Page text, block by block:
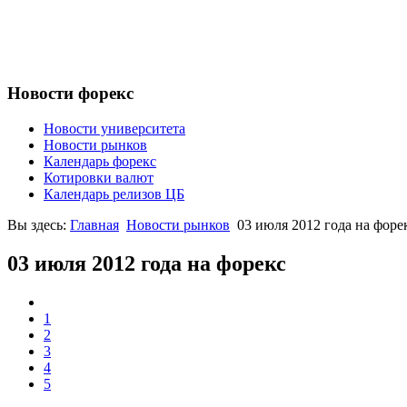
Новости форекс
Новости университета
Новости рынков
Календарь форекс
Котировки валют
Календарь релизов ЦБ
Вы здесь: Главная Новости рынков 03 июля 2012 года на
03 июля 2012 года на форекс
1
2
3
4
5